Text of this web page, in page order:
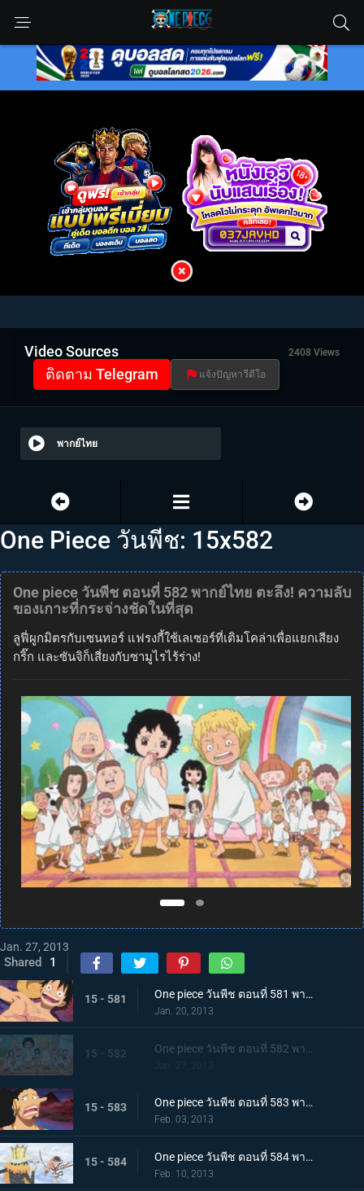
Video Sources 2408 Views
ติดตาม Telegram แจ้งปัญหาวีดีโอ
พากย์ไทย
One Piece วันพีช: 15x582
One piece วันพีช ตอนที่ 582 พากย์ไทย ตะลึง! ความลับ
ของเกาะที่กระจ่างชัดในที่สุด
ลูฟี่ผูกมิตรกับเซนทอร์ แฟรงกี้ใช้เลเซอร์ที่เติมโคล่าเพื่อแยกเสียง
กริ๊ก และซันจิก็เสี่ยงกับซามูไรไร้ร่าง!
Jan. 27, 2013
Shared 1
15 - 581 One piece วันพีช ตอนที่ 581 พากย์ไทย กลุ่มหมวกฟางโกลาหล! ซามูไรมีแต่หัวปรากฏตัว!
Jan. 20, 2013
15 - 582
Jan. 27, 2013
15 - 583 One piece วันพีช ตอนที่ 583 พากย์ไทย ช่วยเหลือพวกเด็กๆ! สงครามพวกพ้อง เปิดฉาก
Feb. 03, 2013
15 - 584 One piece วันพีช ตอนที่ 584 พากย์ไทย การต่อสู้ด้วยดาบ บรู๊ค ปะทะ ลำตัวซามูไรปริศนา
Feb. 10, 2013